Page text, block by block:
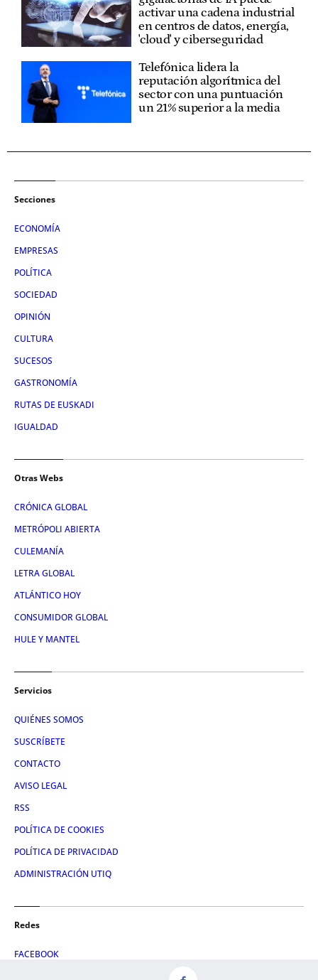
activar una cadena industrial
en centros de datos, energía,
'cloud' y ciberseguridad
Telefónica lidera la
reputación algorítmica del
sector con una puntuación
un 21% superior a la media
Secciones
ECONOMÍA
EMPRESAS
POLÍTICA
SOCIEDAD
OPINIÓN
CULTURA
SUCESOS
GASTRONOMÍA
RUTAS DE EUSKADI
IGUALDAD
Otras Webs
CRÓNICA GLOBAL
METRÓPOLI ABIERTA
CULEMANÍA
LETRA GLOBAL
ATLÁNTICO HOY
CONSUMIDOR GLOBAL
HULE Y MANTEL
Servicios
QUIÉNES SOMOS
SUSCRÍBETE
CONTACTO
AVISO LEGAL
RSS
POLÍTICA DE COOKIES
POLÍTICA DE PRIVACIDAD
ADMINISTRACIÓN UTIQ
Redes
FACEBOOK